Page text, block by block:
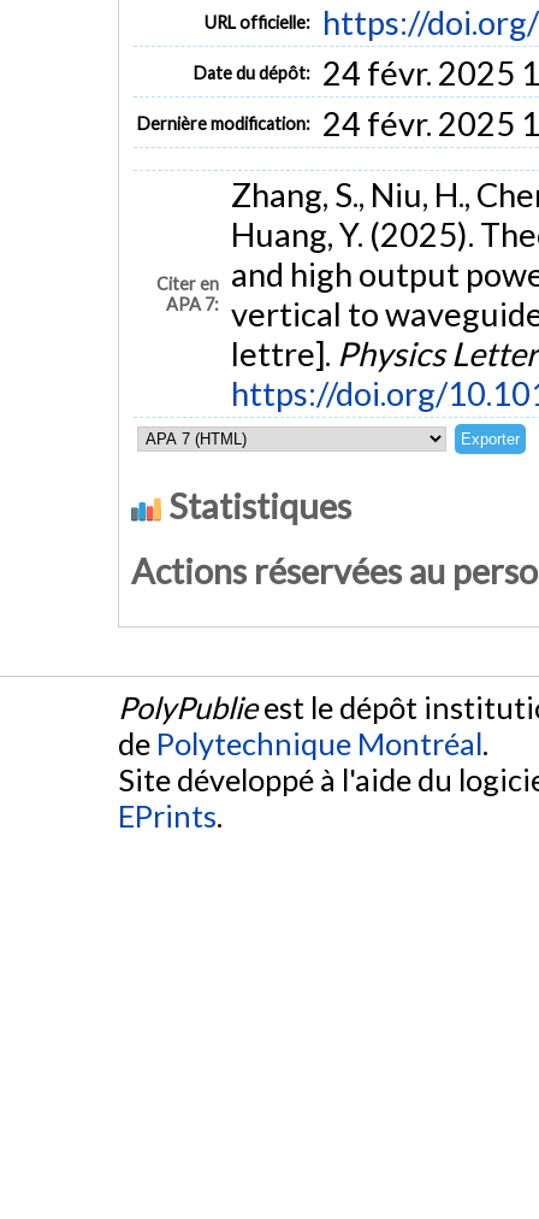
URL officielle: https://
Date du dépôt: 24 févr. 2025
Dernière modification: 24 févr. 2025
Citer en
APA 7:
Zhang, S., Niu, H.,
Huang, Y. (2025).
and high output
vertical to
lettre]. Physics
https://doi.org/
Statistiques
Actions réservées au
PolyPublieest le dépôt
de Polytechnique Montréal.
Site développé à l'aide du
EPrints.